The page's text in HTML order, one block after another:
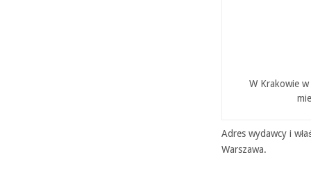
W Krakowie
Adres wydawcy i
Warszawa.